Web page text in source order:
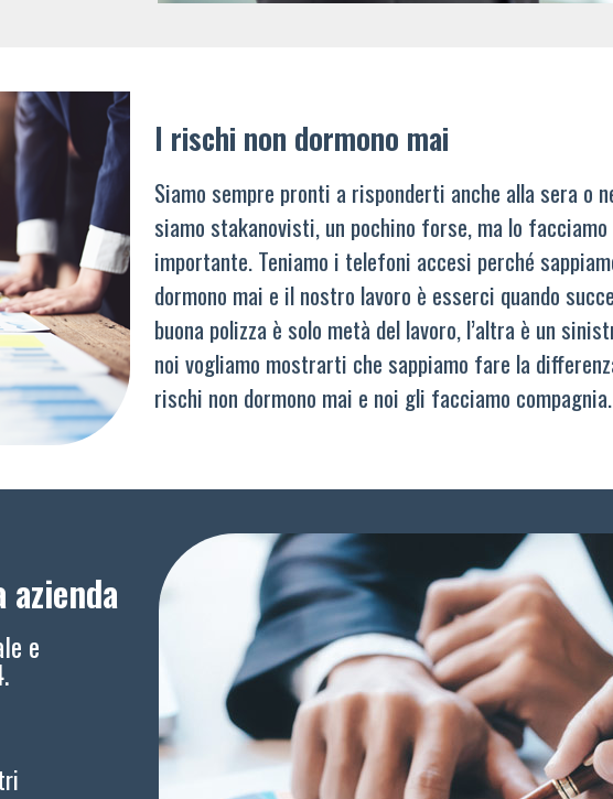
I rischi non dormono mai
Siamo sempre pronti a risponderti anche alla sera o
siamo stakanovisti, un pochino forse, ma lo facciamo
importante. Teniamo i telefoni accesi perché
dormono mai e il nostro lavoro è esserci quando
buona polizza è solo metà del lavoro, l’altra è un
noi vogliamo mostrarti che sappiamo fare la
rischi non dormono mai e noi gli facciamo compagnia.
e